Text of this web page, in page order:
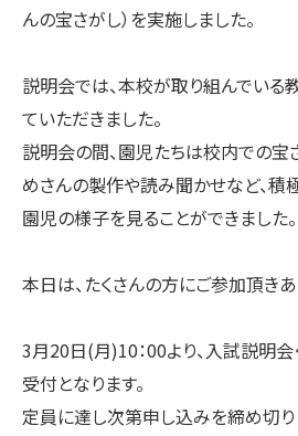
んの宝さがし）を実施しました。
説明会では、本校が取り組んでいる
ていただきました。
説明会の間、園児たちは校内での宝
めさんの製作や読み聞かせなど、積
園児の様子を見ることができました。
本日は、たくさんの方にご参加頂きあ
3月20日(月)10：00より、入試説明
受付となります。
定員に達し次第申し込みを締め切り